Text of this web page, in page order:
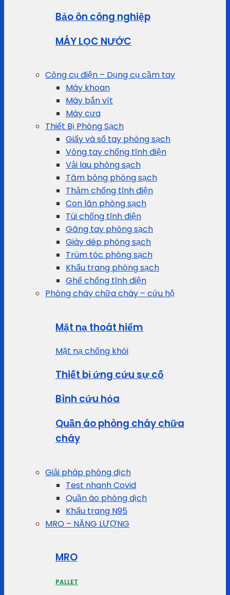
Bảo ôn công nghiệp
MÁY LỌC NƯỚC
Công cụ điện – Dụng cụ cầm tay
Máy khoan
Máy bắn vít
Máy cưa
Thiết Bị Phòng Sạch
Giấy và sổ tay phòng sạch
Vòng tay chống tĩnh điện
Vải lau phòng sạch
Tăm bông phòng sạch
Thảm chống tĩnh điện
Con lăn phòng sạch
Túi chống tĩnh điện
Găng tay phòng sạch
Giày dép phòng sạch
Trùm tóc phòng sạch
Khẩu trang phòng sạch
Ghế chống tĩnh điện
Phòng cháy chữa cháy – cứu hộ
Mặt nạ thoát hiểm
Mặt nạ chống khói
Thiết bị ứng cứu sự cố
Bình cứu hỏa
Quần áo phòng cháy chữa
cháy
Giải pháp phòng dịch
Test nhanh Covid
Quần áo phòng dịch
Khẩu trang N95
MRO – NĂNG LƯỢNG
MRO
PALLET